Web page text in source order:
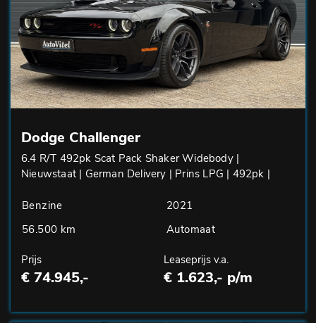
Dodge Challenger
6.4 R/T 492pk Scat Pack Shaker Widebody |
Nieuwstaat | German Delivery | Prins LPG | 492pk |
Benzine
2021
56.500 km
Automaat
Prijs
€ 74.945,-
Leaseprijs v.a.
€ 1.623,- p/m